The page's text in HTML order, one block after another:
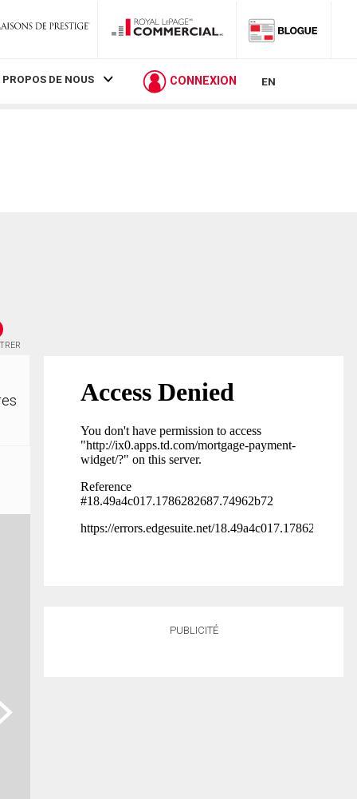
PROPOS DE NOUS CONNEXION EN
PUBLICITÉ